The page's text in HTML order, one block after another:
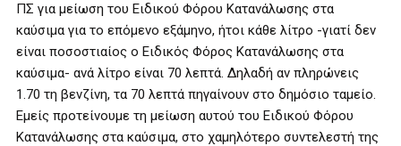
ΠΣ για μείωση του Ειδικού Φόρου Κατανάλωσης στα
καύσιμα για το επόμενο εξάμηνο, ήτοι κάθε λίτρο -γιατί δεν
είναι ποσοστιαίος ο Ειδικός Φόρος Κατανάλωσης στα
καύσιμα- ανά λίτρο είναι 70 λεπτά. Δηλαδή αν πληρώνεις
1.70 τη βενζίνη, τα 70 λεπτά πηγαίνουν στο δημόσιο ταμείο.
Εμείς προτείνουμε τη μείωση αυτού του Ειδικού Φόρου
Κατανάλωσης στα καύσιμα, στο χαμηλότερο συντελεστή της